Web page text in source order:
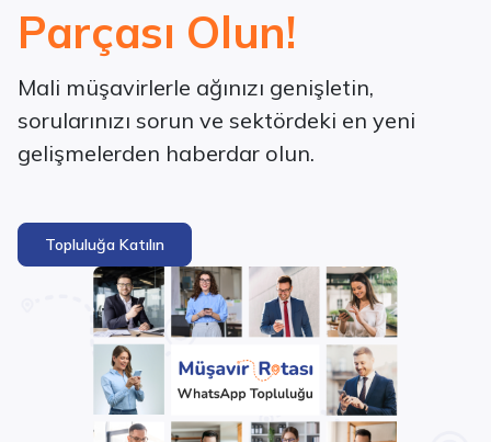
Parçası Olun!
Mali müşavirlerle ağınızı genişletin,
sorularınızı sorun ve sektördeki en yeni
gelişmelerden haberdar olun.
Topluluğa Katılın